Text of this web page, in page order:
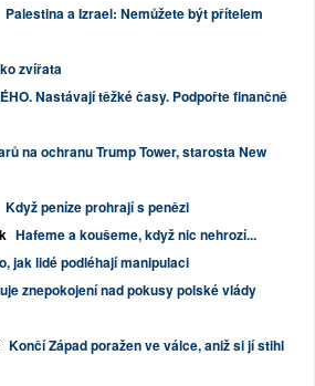
Palestina a Izrael: Nemůžete být přítelem
zvířata
Nastávají těžké časy. Podpořte finančně
na ochranu Trump Tower, starosta New
Když peníze prohrají s penězi
Hafeme a koušeme, když nic nehrozí...
jak lidé podléhají manipulaci
znepokojení nad pokusy polské vlády
Končí Západ poražen ve válce, aniž si jí stihl